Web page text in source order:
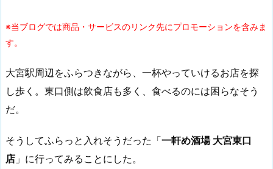
※当ブログでは商品・サービスのリンク先にプロモーションを含みま
す。
大宮駅周辺をふらつきながら、一杯やっていけるお店を探
し歩く。東口側は飲食店も多く、食べるのには困らなそう
だ。
そうしてふらっと入れそうだった「一軒め酒場 大宮東口
店 」に行ってみることにした。